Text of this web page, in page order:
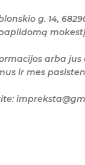
g. 14,
arba
ir mes